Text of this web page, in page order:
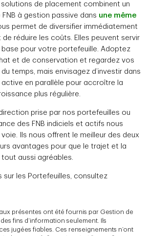
de placement combinent un
à gestion passive dans une même
permet de diversifier immédiatement
de réduire les coûts. Elles peuvent servir
pour votre portefeuille. Adoptez
et de conservation et regardez vos
temps, mais envisagez d’investir dans
active en parallèle pour accroître la
plus régulière.
prise par nos portefeuilles ou
des FNB indiciels et actifs nous
Ils nous offrent le meilleur des deux
avantages pour que le trajet et la
aussi agréables.
sur les Portefeuilles, consultez
présentes ont été fournis par Gestion de
fins d’information seulement. Ils
jugées fiables. Ces renseignements n’ont